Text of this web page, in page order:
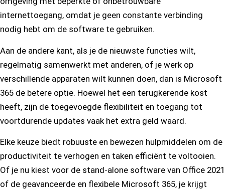
internettoegang, omdat je geen constante verbinding
nodig hebt om de software te gebruiken.
Aan de andere kant, als je de nieuwste functies wilt,
regelmatig samenwerkt met anderen, of je werk op
verschillende apparaten wilt kunnen doen, dan is Microsoft
365 de betere optie. Hoewel het een terugkerende kost
heeft, zijn de toegevoegde flexibiliteit en toegang tot
voortdurende updates vaak het extra geld waard.
Elke keuze biedt robuuste en bewezen hulpmiddelen om de
productiviteit te verhogen en taken efficiënt te voltooien.
Of je nu kiest voor de stand-alone software van Office 2021
of de geavanceerde en flexibele Microsoft 365, je krijgt